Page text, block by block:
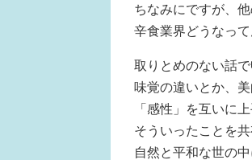
ちなみにですが、
辛食業界どうなって
取りとめのない話で
味覚の違いとか、
「感性」を互いに
そういったことを
自然と平和な世の